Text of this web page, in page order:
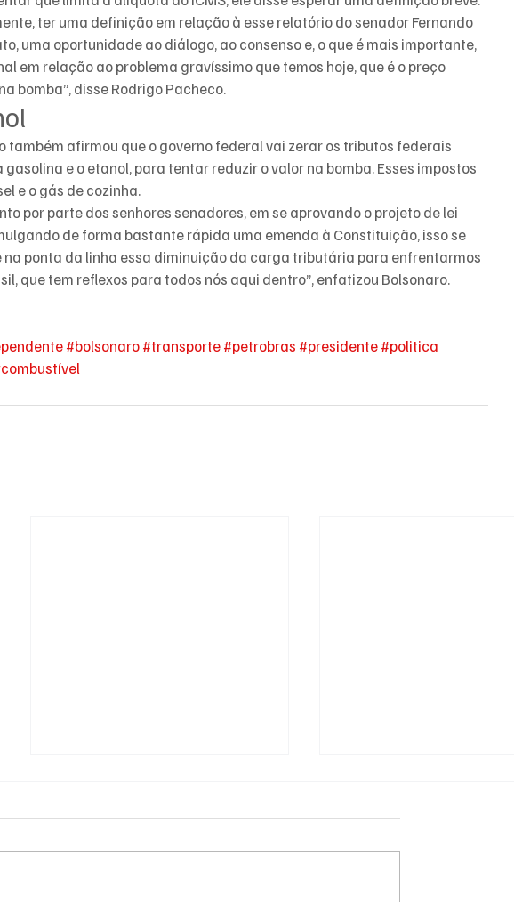
ter uma definição em relação à esse relatório do senador Fernando
uma oportunidade ao diálogo, ao consenso e, o que é mais importante,
em relação ao problema gravíssimo que temos hoje, que é o preço
bomba”, disse Rodrigo Pacheco.
também afirmou que o governo federal vai zerar os tributos federais
gasolina e o etanol, para tentar reduzir o valor na bomba. Esses impostos
e o gás de cozinha.
por parte dos senhores senadores, em se aprovando o projeto de lei
de forma bastante rápida uma emenda à Constituição, isso se
ponta da linha essa diminuição da carga tributária para enfrentarmos
que tem reflexos para todos nós aqui dentro”, enfatizou Bolsonaro.
#bolsonaro#transporte#petrobras #presidente#politica